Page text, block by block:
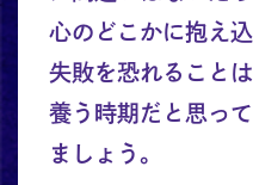
心のどこかに抱え
失敗を恐れること
養う時期だと思っ
ましょう。